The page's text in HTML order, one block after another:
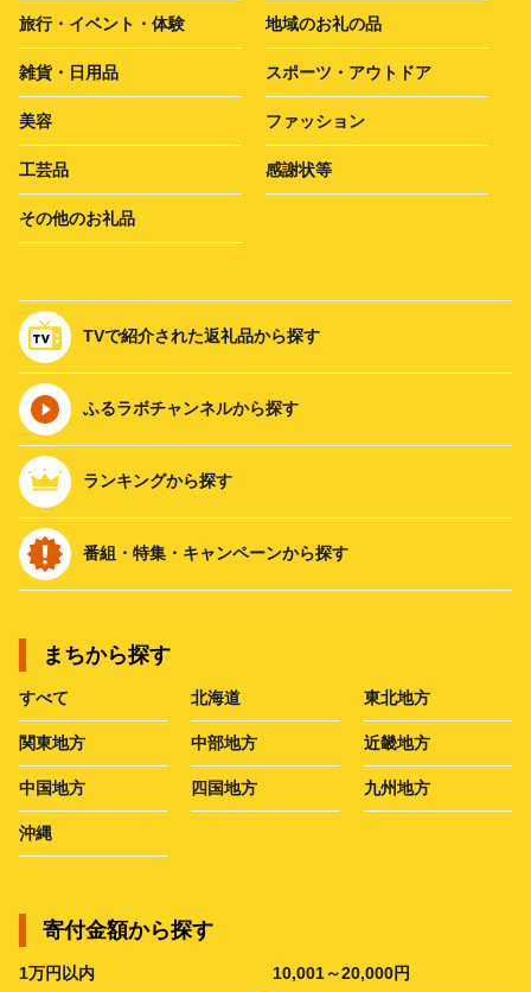
旅行・イベント・体験 地域のお礼の品
雑貨・日用品 スポーツ・アウトドア
美容 ファッション
工芸品 感謝状等
その他のお礼品
TVで紹介された返礼品から探す
ふるラボチャンネルから探す
ランキングから探す
番組・特集・キャンペーンから探す
まちから探す
すべて 北海道 東北地方
関東地方 中部地方 近畿地方
中国地方 四国地方 九州地方
沖縄
寄付金額から探す
1万円以内 10,001～20,000円